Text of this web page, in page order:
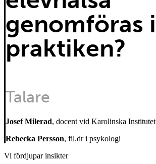
genomföras i
praktiken?
Talare
Josef Milerad, docent vid Karolinska Institutet
Rebecka Persson, fil.dr i psykologi
Vi fördjupar insikter